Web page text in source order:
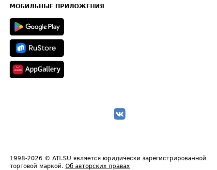
Техническая информация
МОБИЛЬНЫЕ ПРИЛОЖЕНИЯ
1998-2026 © ATI.SU является юридически зарегистрированной
торговой маркой. Об авторских правах